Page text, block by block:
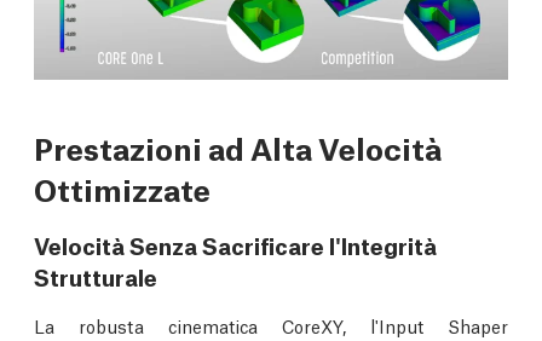
Prestazioni ad Alta Velocità
Ottimizzate
Velocità Senza Sacrificare l'Integrità
Strutturale
La robusta cinematica CoreXY, l'Input Shaper